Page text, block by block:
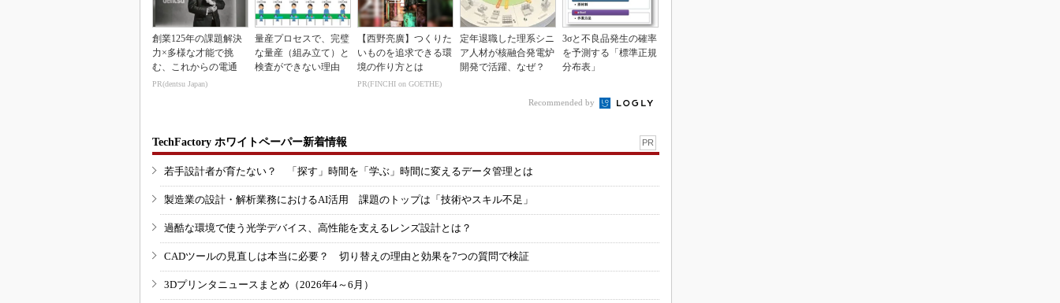
創業125年の課題解決
力×多様な才能で挑
む、これからの電通
PR(dentsu Japan)
量産プロセスで、完璧
な量産（組み立て）と
検査ができない理由
【西野亮廣】つくりた
いものを追求できる環
境の作り方とは
PR(FINCHI on GOETHE)
定年退職した理系シニ
ア人材が核融合発電炉
開発で活躍、なぜ？
3σと不良品発生の確率
を予測する「標準正規
分布表」
Recommended by
TechFactory ホワイトペーパー新着情報 PR
若手設計者が育たない？ 「探す」時間を「学ぶ」時間に変えるデータ管理とは
製造業の設計・解析業務におけるAI活用 課題のトップは「技術やスキル不足」
過酷な環境で使う光学デバイス、高性能を支えるレンズ設計とは？
CADツールの見直しは本当に必要？ 切り替えの理由と効果を7つの質問で検証
3Dプリンタニュースまとめ（2026年4～6月）